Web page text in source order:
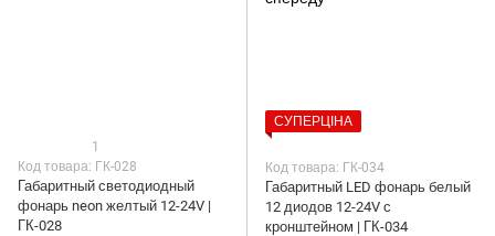
1
Код товара: ГК-028
Габаритный светодиодный
фонарь neon желтый 12-24V |
ГК-028
СУПЕРЦІНА
Код товара: ГК-034
Габаритный LED фонарь белый
12 диодов 12-24V с
кронштейном | ГК-034